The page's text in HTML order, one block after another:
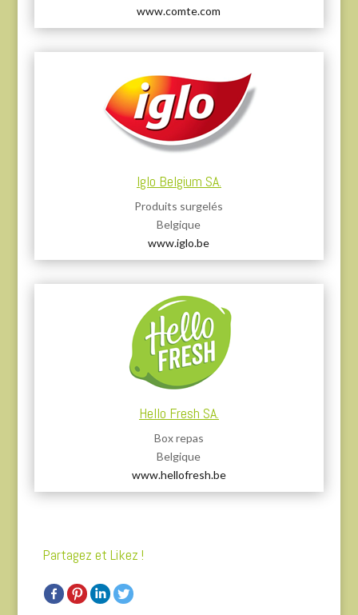
www.comte.com
Iglo Belgium SA.
Produits surgelés
Belgique
www.iglo.be
Hello Fresh SA.
Box repas
Belgique
www.hellofresh.be
Partagez et Likez !